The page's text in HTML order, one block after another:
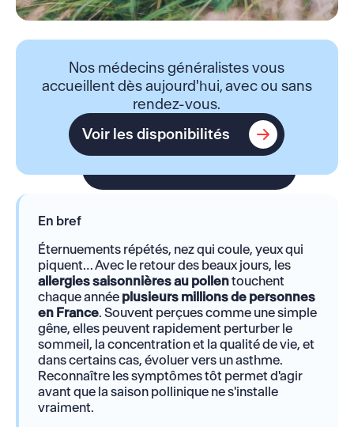
Nos médecins généralistes vous
accueillent dès aujourd'hui, avec ou sans
rendez-vous.
Voir les disponibilités
Voir les disponibilités
En bref
Éternuements répétés, nez qui coule, yeux qui
piquent… Avec le retour des beaux jours, les
allergies saisonnières au pollentouchent
chaque année plusieurs millions de personnes
en France. Souvent perçues comme une simple
gêne, elles peuvent rapidement perturber le
sommeil, la concentration et la qualité de vie, et
dans certains cas, évoluer vers un asthme.
Reconnaître les symptômes tôt permet d'agir
avant que la saison pollinique ne s'installe
vraiment.